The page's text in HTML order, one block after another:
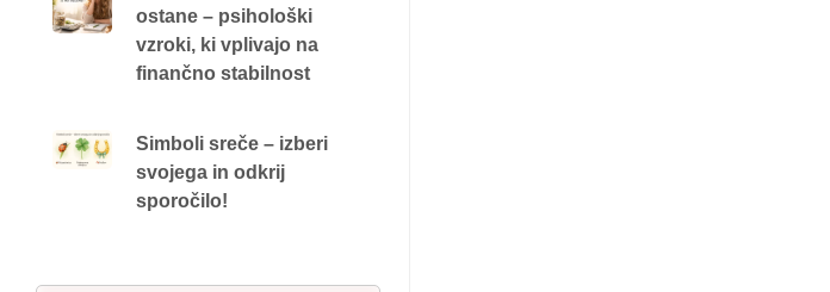
ostane – psihološki
vzroki, ki vplivajo na
finančno stabilnost
Simboli sreče – izberi
svojega in odkrij
sporočilo!